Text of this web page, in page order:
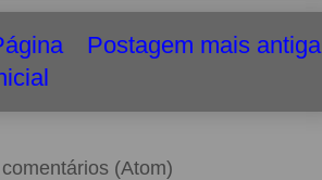
Postagem mais antiga
(Atom)